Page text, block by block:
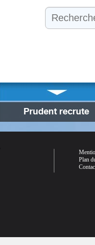
Prudent recrute
Plan